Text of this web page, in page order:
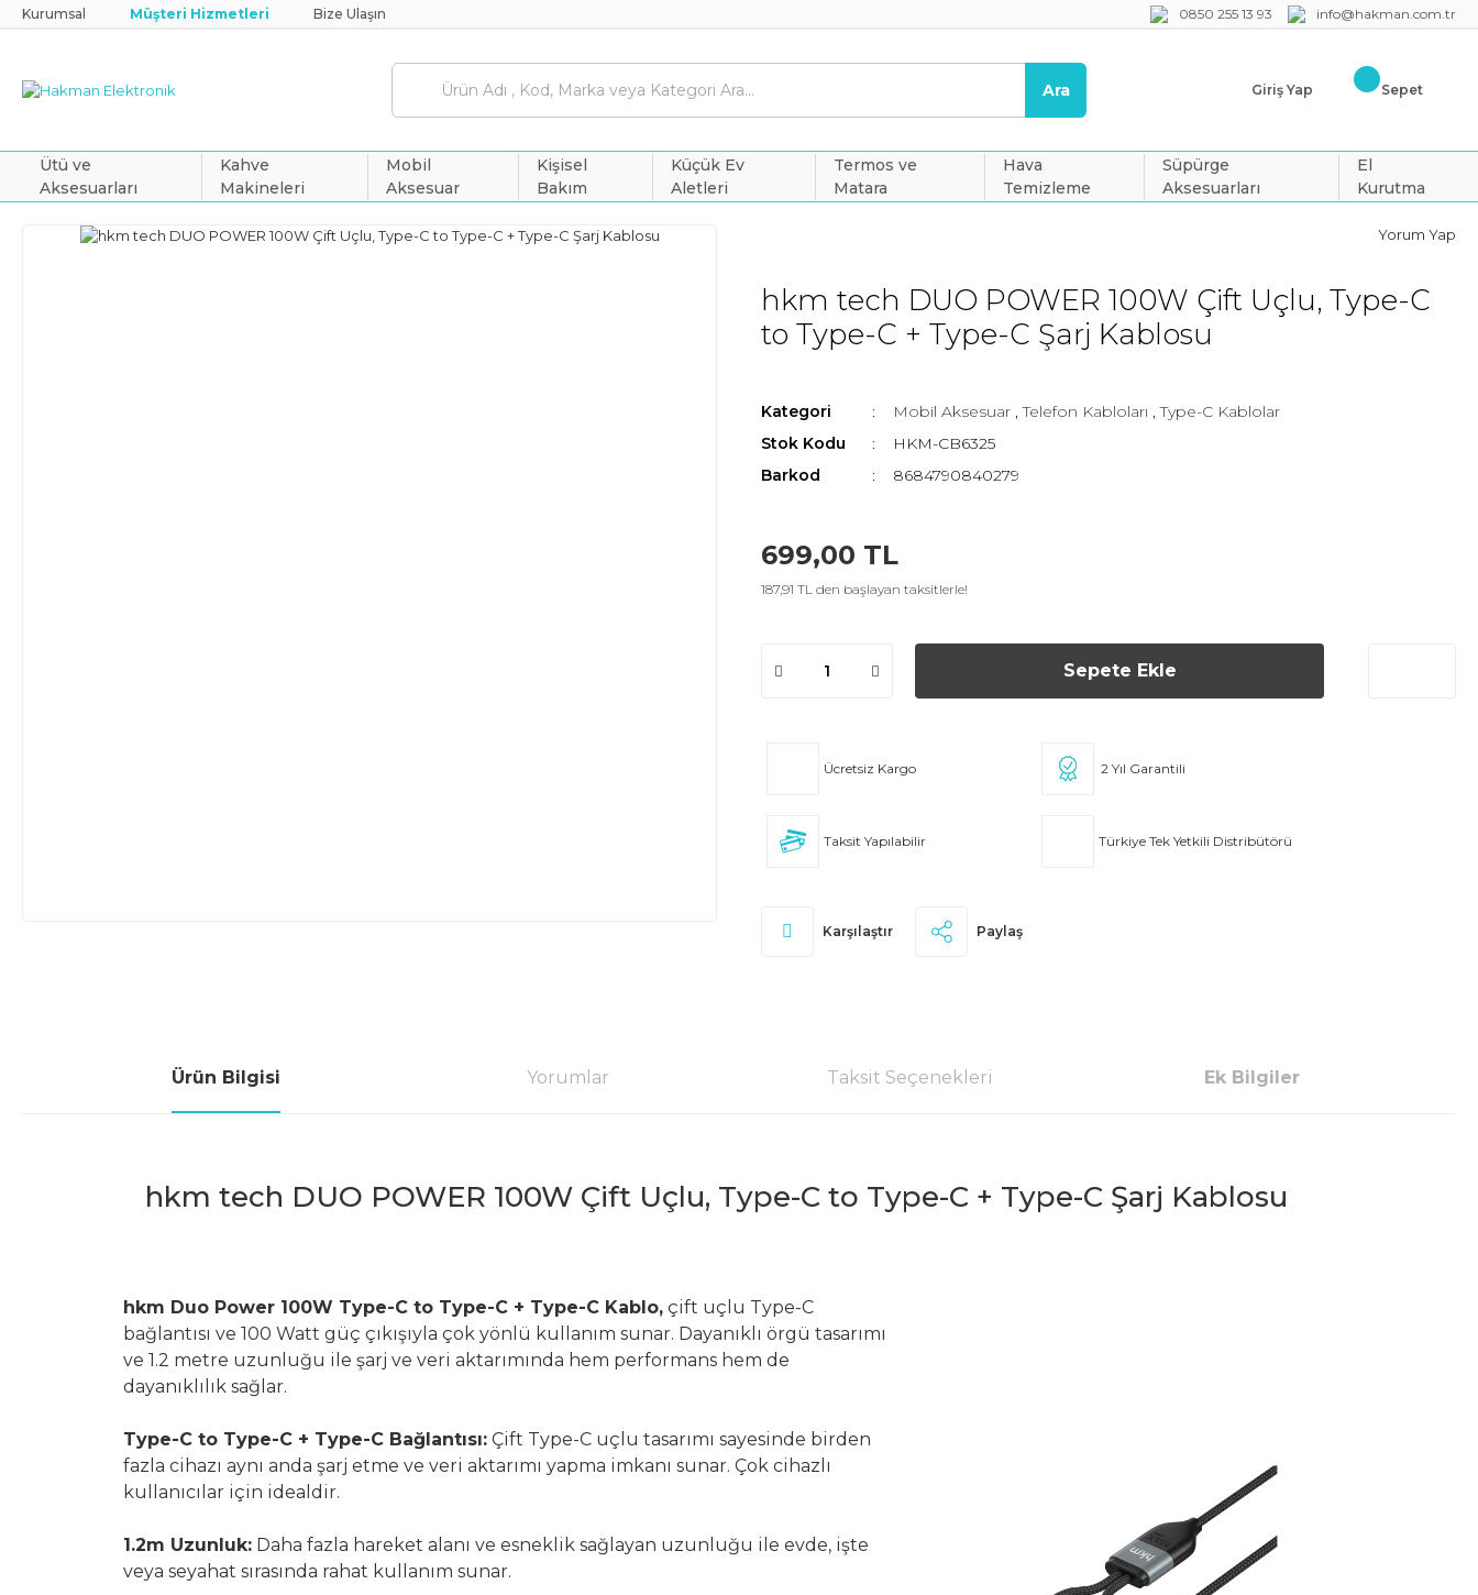
Kurumsal Müşteri Hizmetleri Bize Ulaşın 0850 255 13 93 info@hakman.com.tr
Ara Giriş Yap Sepet
Ütü ve
Aksesuarları
Kahve
Makineleri
Mobil
Aksesuar
Kişisel
Bakım
Küçük Ev
Aletleri
Termos ve
Matara
Hava
Temizleme
Süpürge
Aksesuarları
El
Kurutma
Yorum Yap
hkm tech DUO POWER 100W Çift Uçlu, Type-C
to Type-C + Type-C Şarj Kablosu
Kategori Mobil Aksesuar ,Telefon Kabloları ,Type-C Kablolar
Stok Kodu
HKM-CB6325
Barkod
8684790840279
699,00 TL
187,91 TL den başlayan taksitlerle!
Sepete Ekle
Ücretsiz Kargo 2 Yıl Garantili
Taksit Yapılabilir Türkiye Tek Yetkili Distribütörü
Karşılaştır Paylaş
Ürün Bilgisi Yorumlar Taksit Seçenekleri Ek Bilgiler
hkm tech DUO POWER 100W Çift Uçlu, Type-C to Type-C + Type-C Şarj Kablosu
hkm Duo Power 100W Type-C to Type-C + Type-C Kablo, çift uçlu Type-C
bağlantısı ve 100 Watt güç çıkışıyla çok yönlü kullanım sunar. Dayanıklı örgü tasarımı
ve 1.2 metre uzunluğu ile şarj ve veri aktarımında hem performans hem de
dayanıklılık sağlar.
Type-C to Type-C + Type-C Bağlantısı: Çift Type-C uçlu tasarımı sayesinde birden
fazla cihazı aynı anda şarj etme ve veri aktarımı yapma imkanı sunar. Çok cihazlı
kullanıcılar için idealdir.
1.2m Uzunluk: Daha fazla hareket alanı ve esneklik sağlayan uzunluğu ile evde, işte
veya seyahat sırasında rahat kullanım sunar.